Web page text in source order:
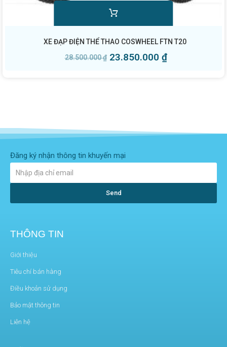
XE ĐẠP ĐIỆN THỂ THAO COSWHEEL FTN T20
28.500.000₫ 23.850.000 ₫
Đăng ký nhận thông tin khuyến mại
Send
THÔNG TIN
Giới thiệu
Tiêu chí bán hàng
Điều khoản sử dụng
Bảo mật thông tin
Liên hệ